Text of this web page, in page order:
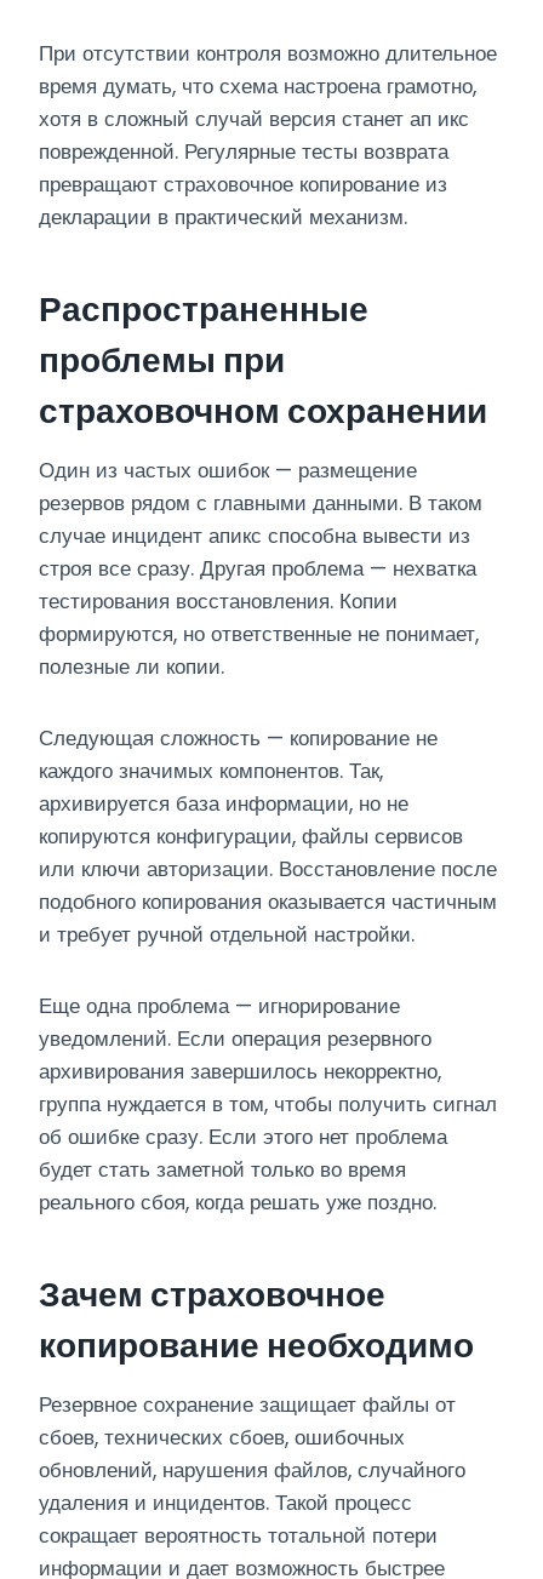
При отсутствии контроля возможно длительное
время думать, что схема настроена грамотно,
хотя в сложный случай версия станет ап икс
поврежденной. Регулярные тесты возврата
превращают страховочное копирование из
декларации в практический механизм.
Распространенные
проблемы при
страховочном сохранении
Один из частых ошибок — размещение
резервов рядом с главными данными. В таком
случае инцидент апикс способна вывести из
строя все сразу. Другая проблема — нехватка
тестирования восстановления. Копии
формируются, но ответственные не понимает,
полезные ли копии.
Следующая сложность — копирование не
каждого значимых компонентов. Так,
архивируется база информации, но не
копируются конфигурации, файлы сервисов
или ключи авторизации. Восстановление после
подобного копирования оказывается частичным
и требует ручной отдельной настройки.
Еще одна проблема — игнорирование
уведомлений. Если операция резервного
архивирования завершилось некорректно,
группа нуждается в том, чтобы получить сигнал
об ошибке сразу. Если этого нет проблема
будет стать заметной только во время
реального сбоя, когда решать уже поздно.
Зачем страховочное
копирование необходимо
Резервное сохранение защищает файлы от
сбоев, технических сбоев, ошибочных
обновлений, нарушения файлов, случайного
удаления и инцидентов. Такой процесс
сокращает вероятность тотальной потери
информации и дает возможность быстрее